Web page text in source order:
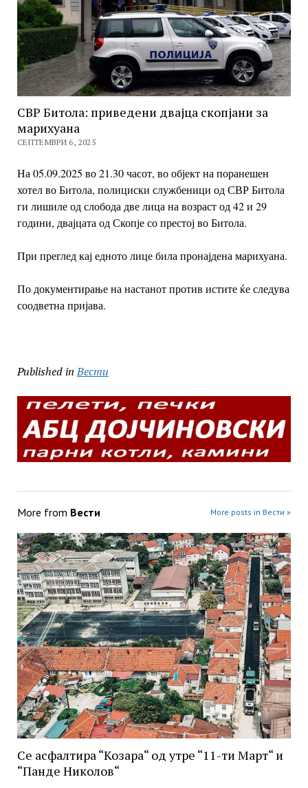
СВР Битола: приведени двајца скопјани за
марихуана
СЕПТЕМВРИ 6, 2025
На 05.09.2025 во 21.30 часот, во објект на поранешен
хотел во Битола, полициски службеници од СВР Битола
ги лишиле од слобода две лица на возраст од 42 и 29
години, двајцата од Скопје со престој во Битола.
При преглед кај едното лице била пронајдена марихуана.
По документирање на настанот против истите ќе следува
соодветна пријава.
Published in Вести
More from Вести More posts in Вести »
Се асфалтира “Козара“ од утре “11-ти Март“ и
“Панде Николов“